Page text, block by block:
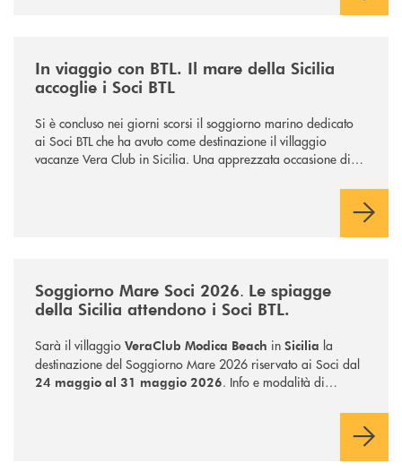
In viaggio con BTL. Il mare della Sicilia
accoglie i Soci BTL
Si è concluso nei giorni scorsi il soggiorno marino dedicato
ai Soci BTL che ha avuto come destinazione il villaggio
vacanze Vera Club in Sicilia. Una apprezzata occasione di
Soggiorno Mare Soci 2026. Le spiagge
della Sicilia attendono i Soci BTL.
Sarà il villaggio VeraClub Modica Beach in Sicilia la
destinazione del Soggiorno Mare 2026 riservato ai Soci dal
24 maggio al 31 maggio 2026. Info e modalità di